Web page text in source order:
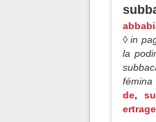
◊ in
la
fémina
de,